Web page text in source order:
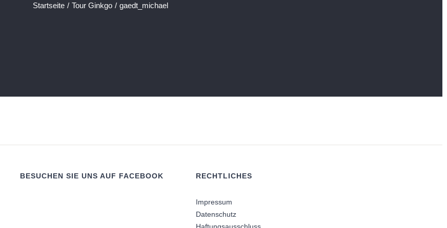
Startseite / Tour Ginkgo / gaedt_michael
BESUCHEN SIE UNS AUF FACEBOOK RECHTLICHES
Impressum
Datenschutz